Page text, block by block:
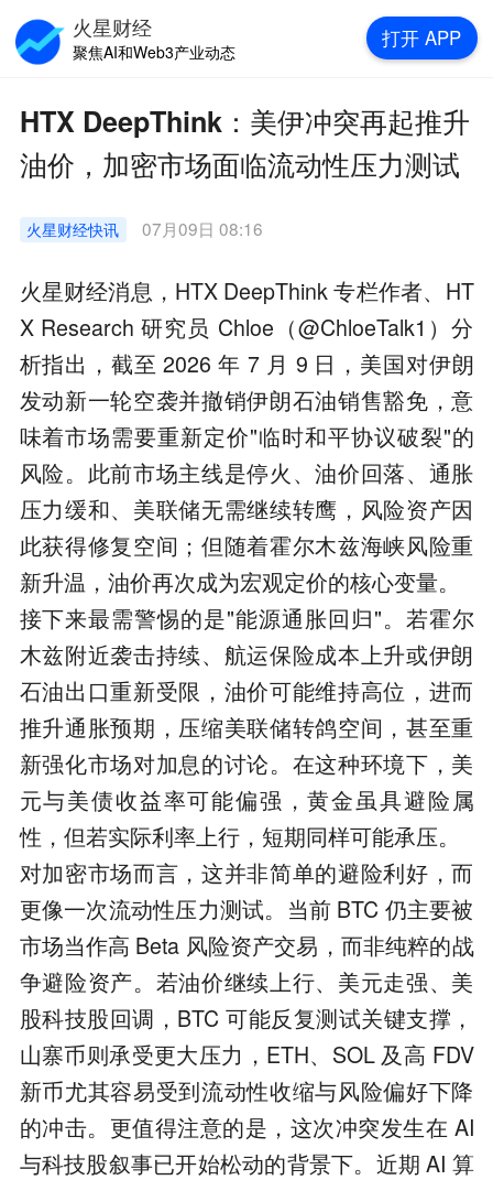
HTX DeepThink：美伊冲突再起推升
油价，加密市场面临流动性压力测试
火星财经快讯 07月09日 08:16
火星财经消息，HTX DeepThink 专栏作者、HT
X Research 研究员 Chloe（@ChloeTalk1）分
析指出，截至 2026 年 7 月 9 日，美国对伊朗
发动新一轮空袭并撤销伊朗石油销售豁免，意
味着市场需要重新定价"临时和平协议破裂"的
风险。此前市场主线是停火、油价回落、通胀
压力缓和、美联储无需继续转鹰，风险资产因
此获得修复空间；但随着霍尔木兹海峡风险重
新升温，油价再次成为宏观定价的核心变量。
接下来最需警惕的是"能源通胀回归"。若霍尔
木兹附近袭击持续、航运保险成本上升或伊朗
石油出口重新受限，油价可能维持高位，进而
推升通胀预期，压缩美联储转鸽空间，甚至重
新强化市场对加息的讨论。在这种环境下，美
元与美债收益率可能偏强，黄金虽具避险属
性，但若实际利率上行，短期同样可能承压。
对加密市场而言，这并非简单的避险利好，而
更像一次流动性压力测试。当前 BTC 仍主要被
市场当作高 Beta 风险资产交易，而非纯粹的战
争避险资产。若油价继续上行、美元走强、美
股科技股回调，BTC 可能反复测试关键支撑，
山寨币则承受更大压力，ETH、SOL 及高 FDV
新币尤其容易受到流动性收缩与风险偏好下降
的冲击。更值得注意的是，这次冲突发生在 AI
与科技股叙事已开始松动的背景下。近期 AI 算
火星财经
聚焦AI和Web3产业动态
打开 APP